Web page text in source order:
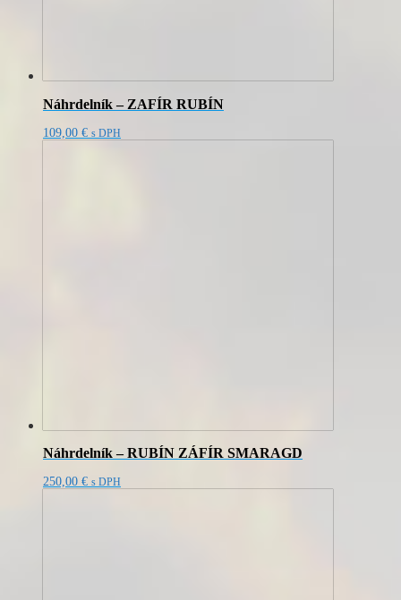
Náhrdelník – ZAFÍR RUBÍN
109,00 € s DPH
Náhrdelník – RUBÍN ZÁFÍR SMARAGD
250,00 € s DPH